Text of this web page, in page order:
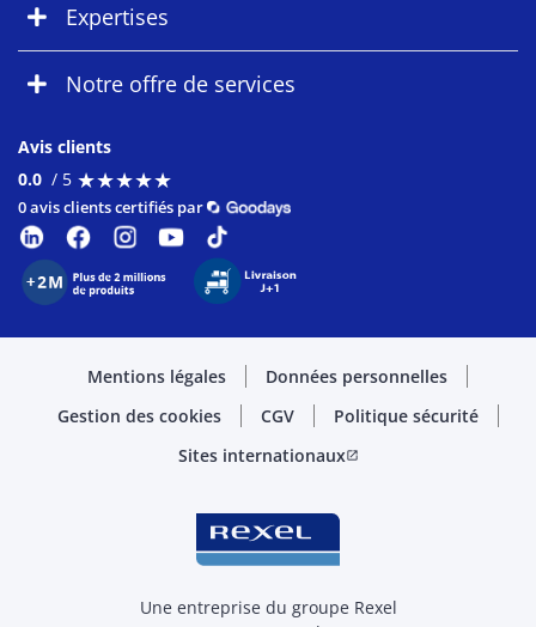
Expertises
Notre offre de services
Avis clients
0.0 / 5 ★★★★★
★★★★★
0 avis clients certifiés par
Mentions légales
Données personnelles
Gestion des cookies
CGV
Politique sécurité
Sites internationauxopen_in_new
Une entreprise du groupe Rexel